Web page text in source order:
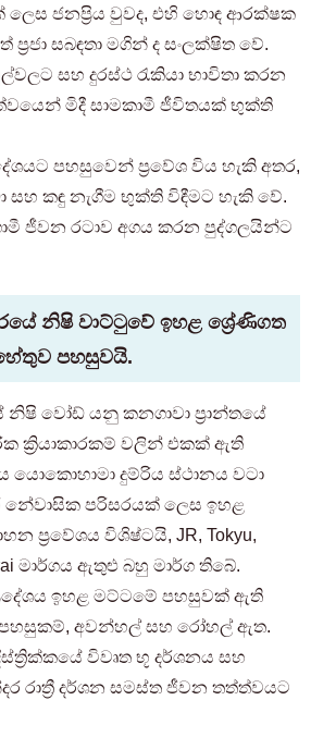
ලෙස ජනප්‍රිය වුවද, එහි හොඳ ආරක්ෂක
සබඳතා මගින් ද සංලක්ෂිත වේ.
සහ දුරස්ථ රැකියා භාවිතා කරන
මිදී සාමකාමී ජීවිතයක් භුක්ති
පහසුවෙන් ප්‍රවේශ විය හැකි අතර,
සහ කඳු නැගීම භුක්ති විඳීමට හැකි වේ.
ජීවන රටාව අගය කරන පුද්ගලයින්ට
නිෂි වාට්ටුවේ ඉහළ ශ්‍රේණිගත
පහසුවයි.
වෝඩ් යනු කනගාවා ප්‍රාන්තයේ
ක්‍රියාකාරකම් වලින් එකක් ඇති
යොකොහාමා දුම්රිය ස්ථානය වටා
නේවාසික පරිසරයක් ලෙස ඉහළ
ප්‍රවේශය විශිෂ්ටයි, JR, Tokyu,
මාර්ගය ඇතුළු බහු මාර්ග තිබේ.
ඉහළ මට්ටමේ පහසුවක් ඇති
අවන්හල් සහ රෝහල් ඇත.
විවෘත භූ දර්ශනය සහ
රාත්‍රී දර්ශන සමස්ත ජීවන තත්ත්වයට